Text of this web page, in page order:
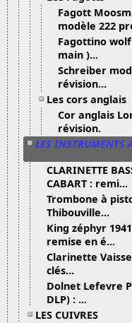
Fagott
modèle 222
Fagottino
main )...
Schreiber
révision...
Les cors anglais
Cor anglais
révision.
LES INSTRUMENTS
CLARINETTE
CABART : remi...
Trombone à
Thibouville...
King zéphyr
remise en é...
Clarinette
clés...
Dolnet Lefevre
DLP) : ...
LES CUIVRES